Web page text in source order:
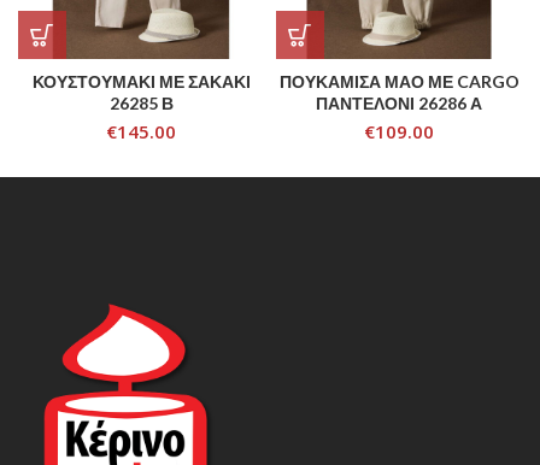
ΚΟΥΣΤΟΥΜΑΚΙ ΜΕ ΣΑΚΑΚΙ
26285 Β
€145.00
ΠΟΥΚΑΜΙΣΑ ΜΑΟ ΜΕ CARGO
ΠΑΝΤΕΛΟΝΙ 26286 Α
€109.00